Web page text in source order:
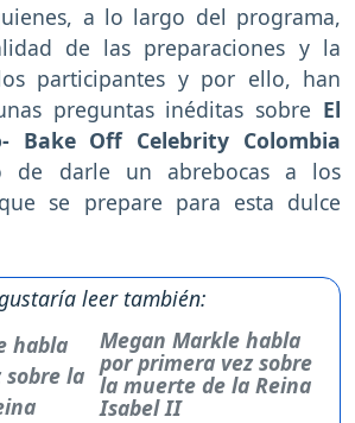
a lo largo del programa,
de las preparaciones y la
participantes y por ello, han
preguntas inéditas sobre El
Bake Off Celebrity Colombia
de darle un abrebocas a los
se prepare para esta dulce
leer también:
Megan Markle habla
por primera vez sobre
la muerte de la Reina
Isabel II